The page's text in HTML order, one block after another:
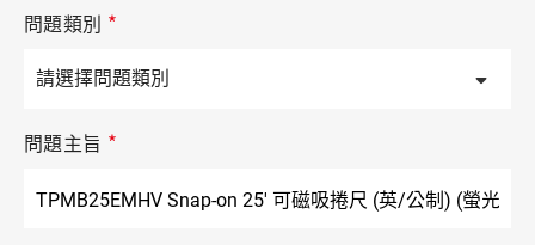
問題類別 *
問題主旨 *